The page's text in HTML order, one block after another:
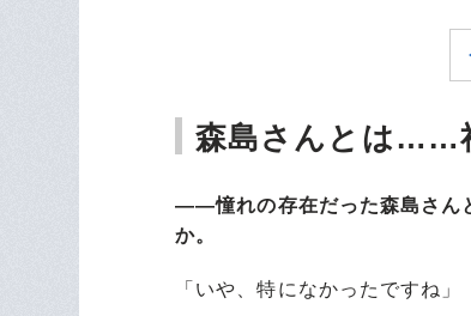
森島さんとは……
――憧れの存在だった森島さん
か。
「いや、特になかったですね」